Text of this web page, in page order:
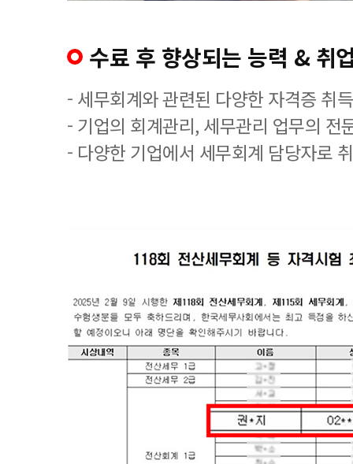
수료 후 향상되는 능력 & 취
- 세무회계와 관련된 다양한 자격증 취
- 기업의 회계관리, 세무관리 업무의 전
- 다양한 기업에서 세무회계 담당자로